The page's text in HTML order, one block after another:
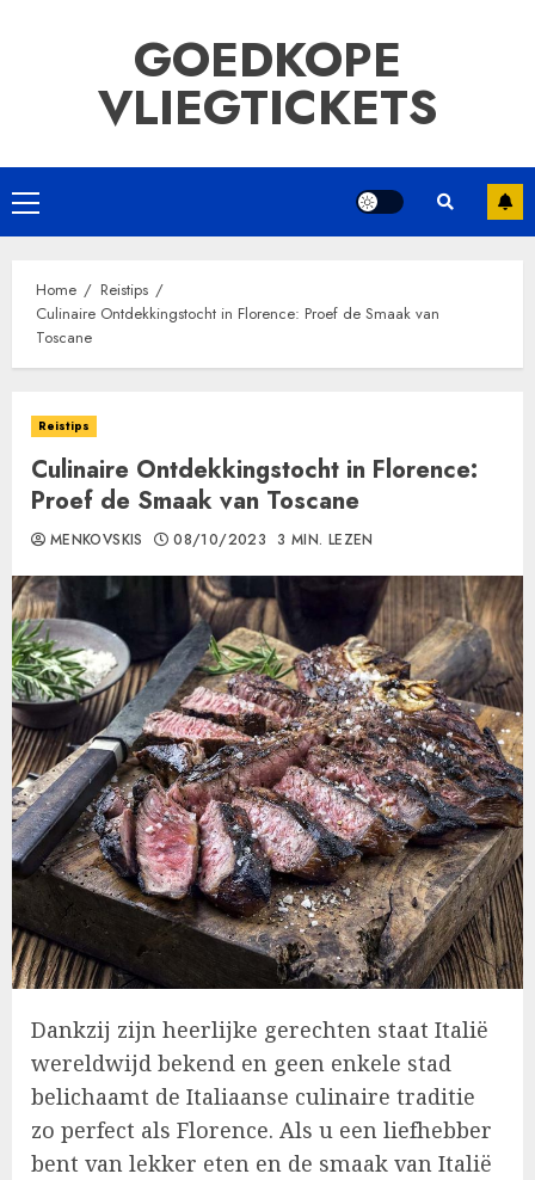
GOEDKOPE
VLIEGTICKETS
Primair
menu
Home
Reistips
Culinaire Ontdekkingstocht in Florence: Proef de Smaak van
Toscane
Reistips
Culinaire Ontdekkingstocht in Florence:
Proef de Smaak van Toscane
MENKOVSKIS 08/10/2023 3 MIN. LEZEN
Dankzij zijn heerlijke gerechten staat Italië
wereldwijd bekend en geen enkele stad
belichaamt de Italiaanse culinaire traditie
zo perfect als Florence. Als u een liefhebber
bent van lekker eten en de smaak van Italië